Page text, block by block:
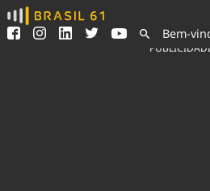
Ver todas as notícias
Podcasts
Bem-